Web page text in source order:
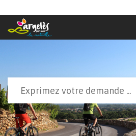
Formulaire de recherche